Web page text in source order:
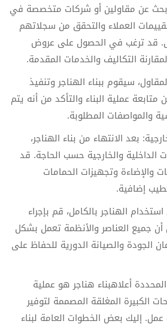
ابحث عن مقاولين أو شركات متخصصة في
العملاء والتحقق من سجلاتهم
قد ترغب في الحصول على عروض
التكاليف والخدمات المقدمة.
سيقوم ببناء الهناجر وتنفيذ
عملية البناء والتأكد من أنه يتم
والمواصفات المطلوبة.
بعد الانتهاء من بناء الهناجر،
الداخلية والخارجية حسب الحاجة. قد
والإضاءة وتجهيزات الحمامات
إضافية.
الهناجر بالكامل، قم بإجراء
جميع العناصر والأنظمة تعمل بشكل
الجودة والصيانة الدورية للحفاظ على
أعلاهبناء هناجر هو عملية
الكبيرة المغلقة المصممة لتوفير
إليك بعض الخطوات العامة لبناء